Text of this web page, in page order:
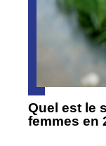
Quel est le
femmes en